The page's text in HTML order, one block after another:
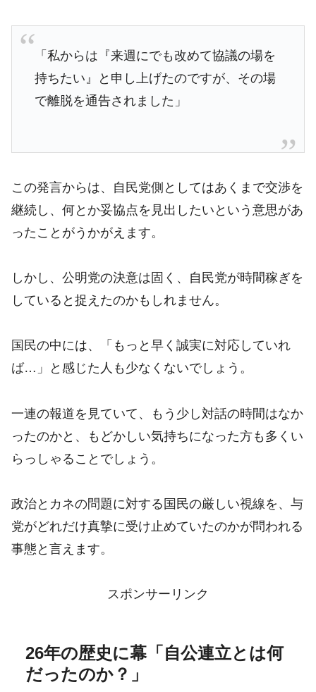
「私からは『来週にでも改めて協議の場を
持ちたい』と申し上げたのですが、その場
で離脱を通告されました」
この発言からは、自民党側としてはあくまで交渉を
継続し、何とか妥協点を見出したいという意思があ
ったことがうかがえます。
しかし、公明党の決意は固く、自民党が時間稼ぎを
していると捉えたのかもしれません。
国民の中には、「もっと早く誠実に対応していれ
ば…」と感じた人も少なくないでしょう。
一連の報道を見ていて、もう少し対話の時間はなか
ったのかと、もどかしい気持ちになった方も多くい
らっしゃることでしょう。
政治とカネの問題に対する国民の厳しい視線を、与
党がどれだけ真摯に受け止めていたのかが問われる
事態と言えます。
スポンサーリンク
26年の歴史に幕「自公連立とは何
だったのか？」